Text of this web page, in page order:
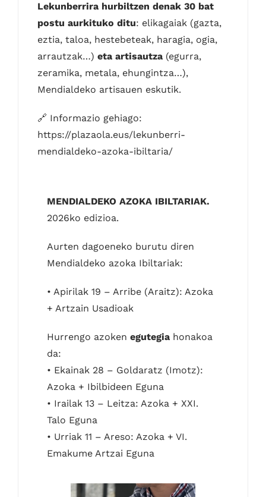
Lekunberrira hurbiltzen denak 30 bat
postu aurkituko ditu: elikagaiak (gazta,
eztia, taloa, hestebeteak, haragia, ogia,
arrautzak…)eta artisautza (egurra,
zeramika, metala, ehungintza…),
Mendialdeko artisauen eskutik.
🔗 Informazio gehiago:
https://plazaola.eus/lekunberri-
mendialdeko-azoka-ibiltaria/
MENDIALDEKO AZOKA IBILTARIAK.
2026ko edizioa.
Aurten dagoeneko burutu diren
Mendialdeko azoka Ibiltariak:
• Apirilak 19 – Arribe (Araitz): Azoka
+ Artzain Usadioak
Hurrengo azokenegutegia honakoa
da:
• Ekainak 28 – Goldaratz (Imotz):
Azoka + Ibilbideen Eguna
• Irailak 13 – Leitza: Azoka + XXI.
Talo Eguna
• Urriak 11 – Areso: Azoka + VI.
Emakume Artzai Eguna